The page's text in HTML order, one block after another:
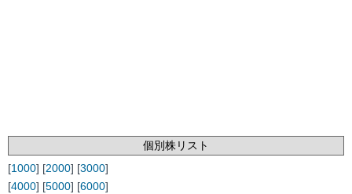
個別株リスト
[1000] [2000] [3000]
[4000] [5000] [6000]